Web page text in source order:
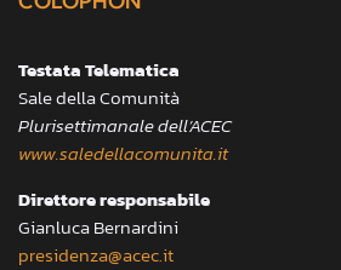
Testata Telematica
Sale della Comunità
Plurisettimanale dell’ACEC
www.saledellacomunita.it
Direttore responsabile
Gianluca Bernardini
presidenza@acec.it